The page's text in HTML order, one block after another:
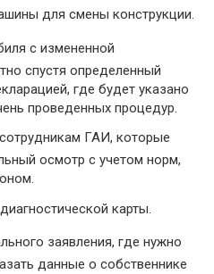
для смены конструкции.
с измененной
спустя определенный
где будет указано
проведенных процедур.
ГАИ, которые
осмотр с учетом норм,
карты.
заявления, где нужно
данные о собственнике